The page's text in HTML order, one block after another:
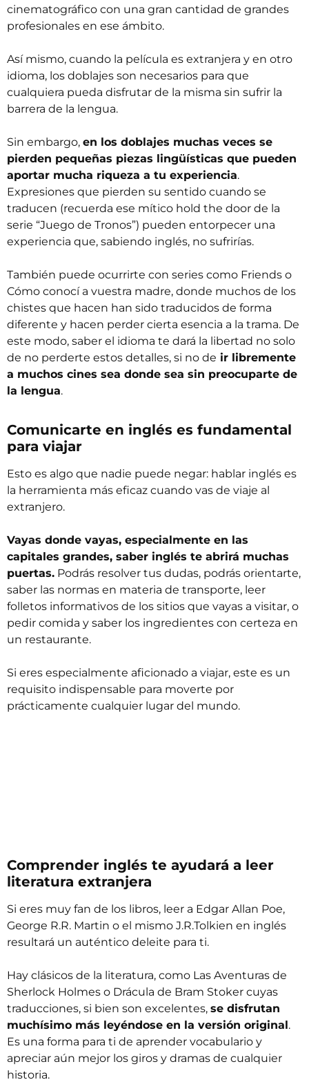
cinematográfico con una gran cantidad de grandes
profesionales en ese ámbito.
Así mismo, cuando la película es extranjera y en otro
idioma, los doblajes son necesarios para que
cualquiera pueda disfrutar de la misma sin sufrir la
barrera de la lengua.
Sin embargo, en los doblajes muchas veces se
pierden pequeñas piezas lingüísticas que pueden
aportar mucha riqueza a tu experiencia.
Expresiones que pierden su sentido cuando se
traducen (recuerda ese mítico hold the door de la
serie “Juego de Tronos”) pueden entorpecer una
experiencia que, sabiendo inglés, no sufrirías.
También puede ocurrirte con series como Friends o
Cómo conocí a vuestra madre, donde muchos de los
chistes que hacen han sido traducidos de forma
diferente y hacen perder cierta esencia a la trama. De
este modo, saber el idioma te dará la libertad no solo
de no perderte estos detalles, si no de ir libremente
a muchos cines sea donde sea sin preocuparte de
la lengua.
Comunicarte en inglés es fundamental
para viajar
Esto es algo que nadie puede negar: hablar inglés es
la herramienta más eficaz cuando vas de viaje al
extranjero.
Vayas donde vayas, especialmente en las
capitales grandes, saber inglés te abrirá muchas
puertas. Podrás resolver tus dudas, podrás orientarte,
saber las normas en materia de transporte, leer
folletos informativos de los sitios que vayas a visitar, o
pedir comida y saber los ingredientes con certeza en
un restaurante.
Si eres especialmente aficionado a viajar, este es un
requisito indispensable para moverte por
prácticamente cualquier lugar del mundo.
Comprender inglés te ayudará a leer
literatura extranjera
Si eres muy fan de los libros, leer a Edgar Allan Poe,
George R.R. Martin o el mismo J.R.Tolkien en inglés
resultará un auténtico deleite para ti.
Hay clásicos de la literatura, como Las Aventuras de
Sherlock Holmes o Drácula de Bram Stoker cuyas
traducciones, si bien son excelentes, se disfrutan
muchísimo más leyéndose en la versión original.
Es una forma para ti de aprender vocabulario y
apreciar aún mejor los giros y dramas de cualquier
historia.